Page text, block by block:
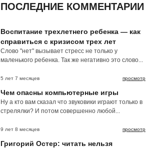
ПОСЛЕДНИЕ КОММЕНТАРИИ
Воспитание трехлетнего ребенка — как
справиться с кризисом трех лет
Слово "нет" вызывает стресс не только у
маленького ребенка. Так же негативно это слово...
просмотр
5 лет 7 месяцев
Чем опасны компьютерные игры
Ну а кто вам сказал что звуковики играют только в
стрелялки? И потом совершенно любой...
просмотр
9 лет 8 месяцев
Григорий Остер: читать нельзя